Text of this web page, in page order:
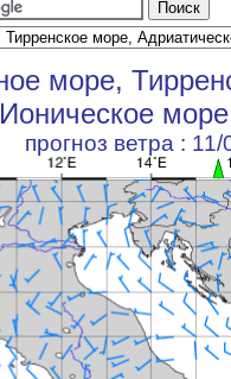
море,
прогноз ветра :